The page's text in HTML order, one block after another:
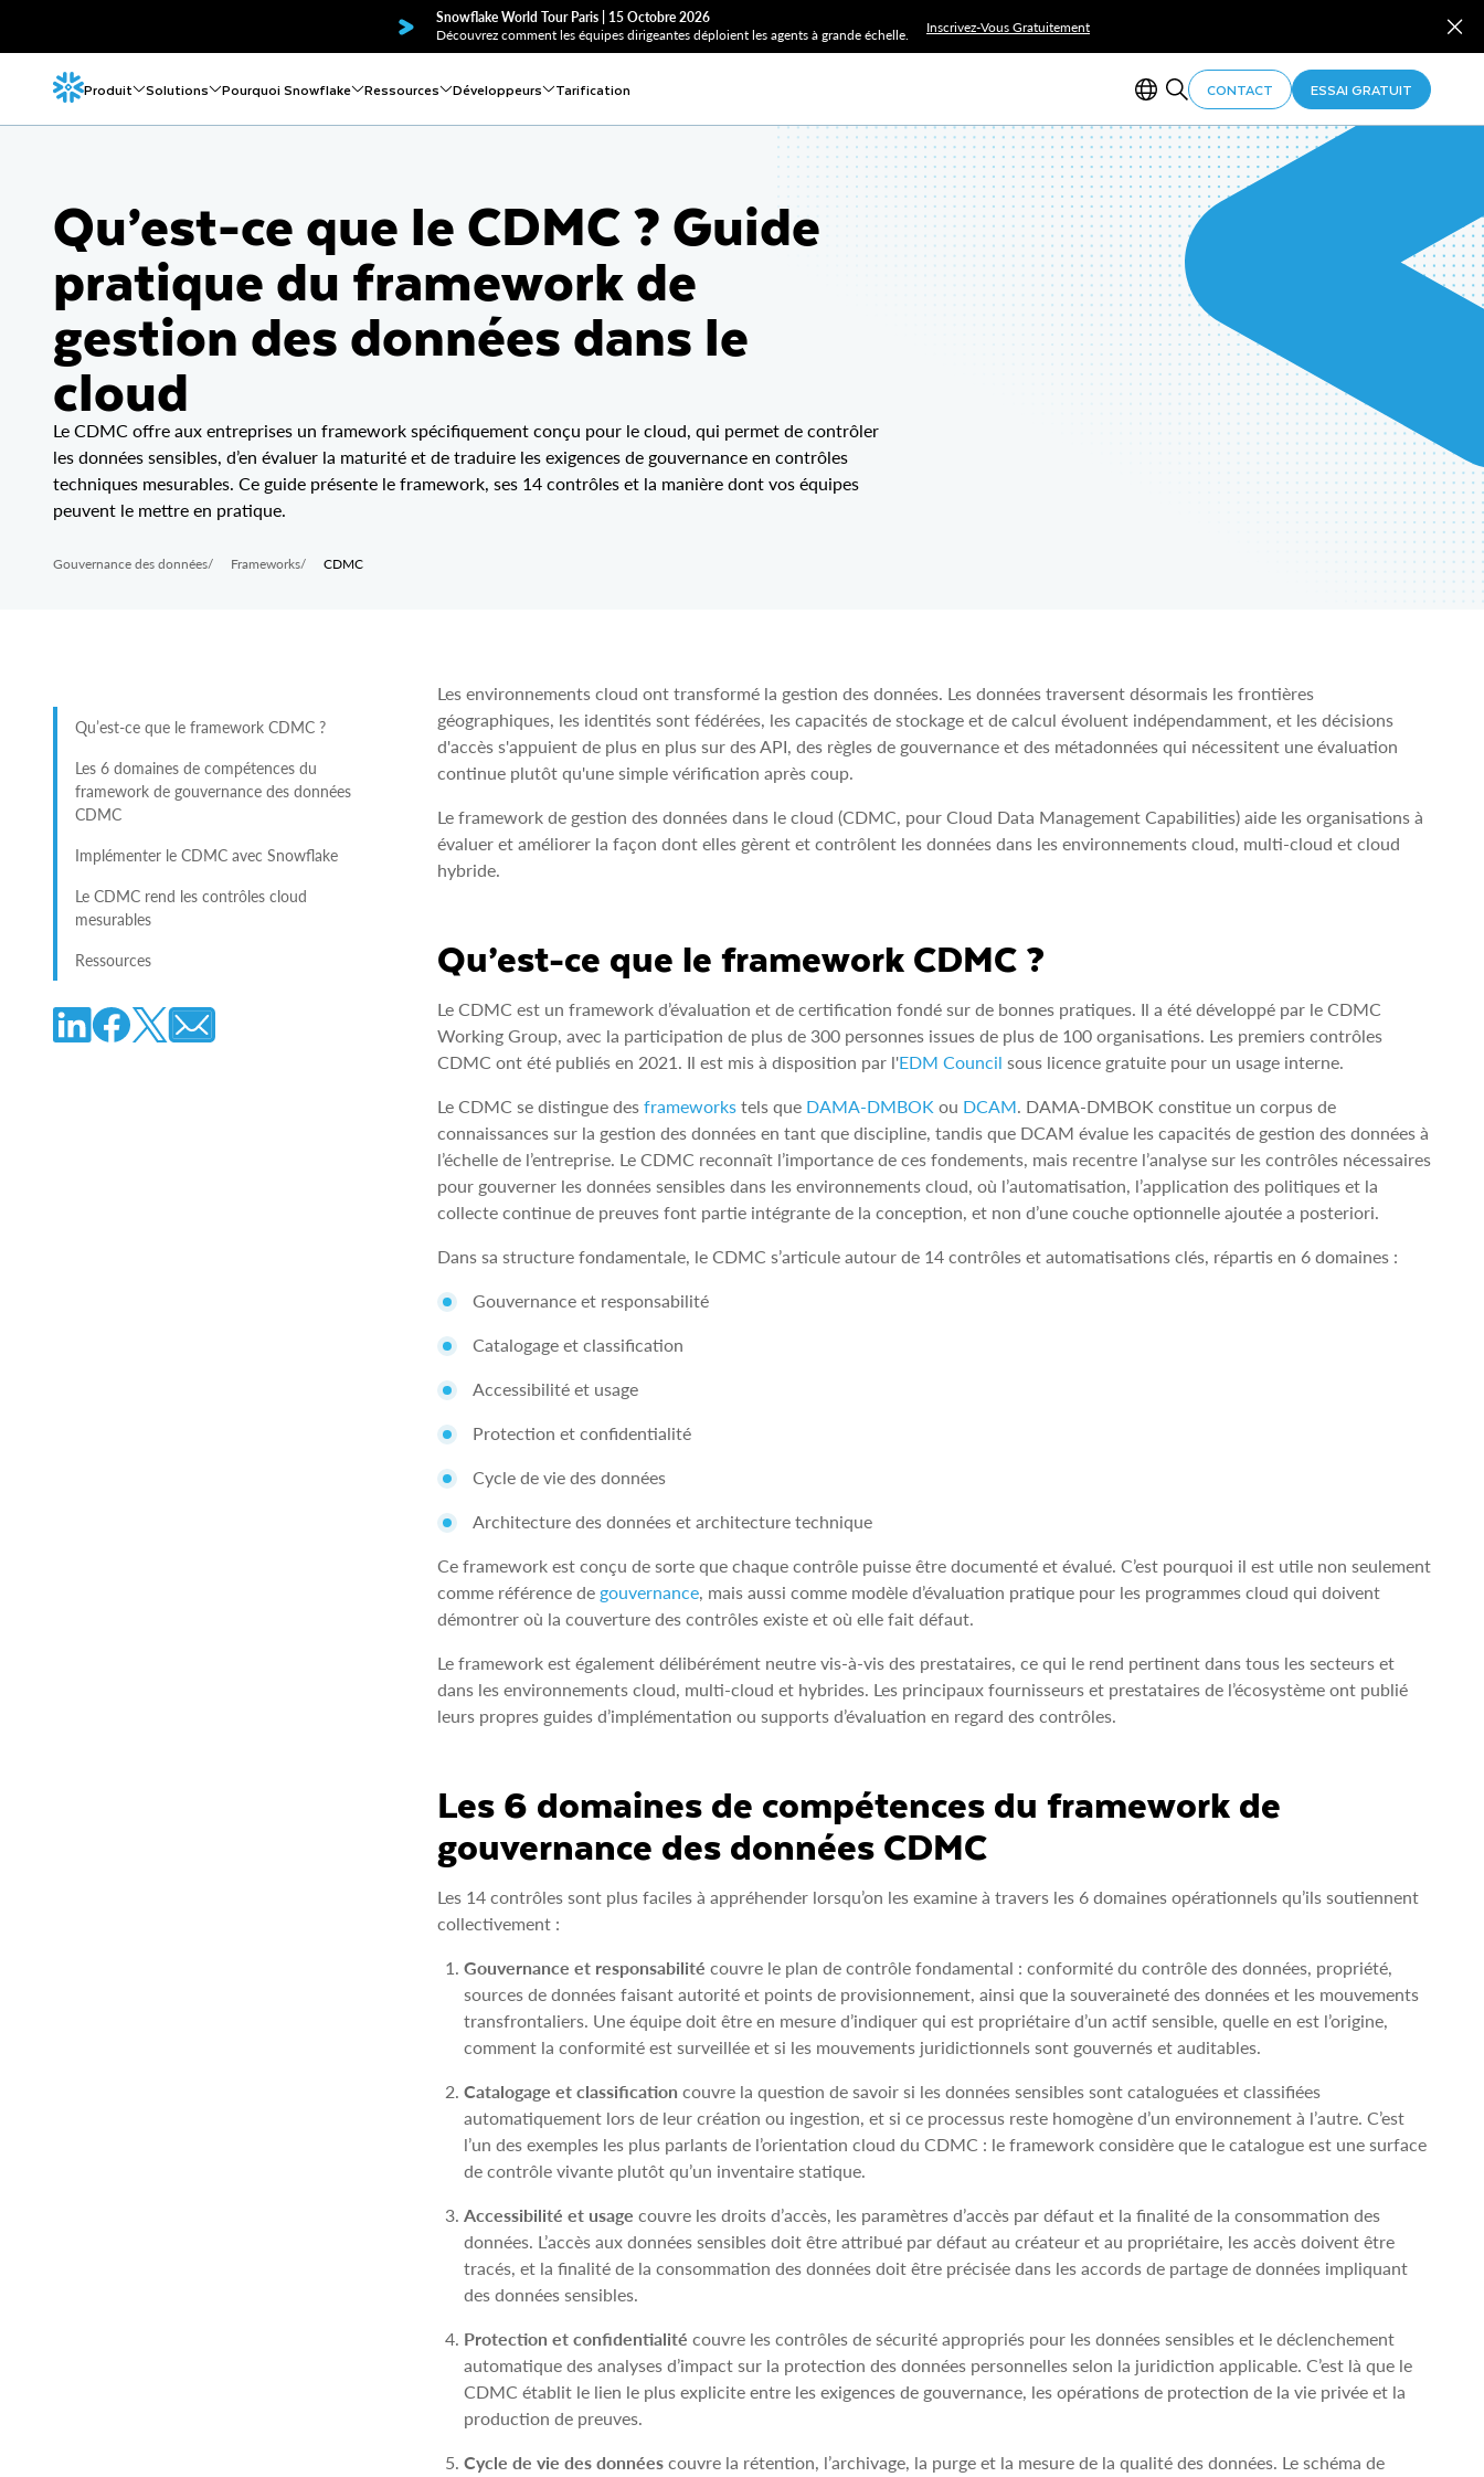
Snowflake World Tour Paris | 15 Octobre 2026
Découvrez comment les équipes dirigeantes déploient les agents à grande échelle.
Inscrivez-Vous Gratuitement
Produit Solutions Pourquoi Snowflake Ressources Développeurs Tarification CONTACT ESSAI GRATUIT
Qu’est-ce que le CDMC ? Guide
pratique du framework de
gestion des données dans le
cloud
Le CDMC offre aux entreprises un framework spécifiquement conçu pour le cloud, qui permet de contrôler
les données sensibles, d’en évaluer la maturité et de traduire les exigences de gouvernance en contrôles
techniques mesurables. Ce guide présente le framework, ses 14 contrôles et la manière dont vos équipes
peuvent le mettre en pratique.
Gouvernance des données/ Frameworks/ CDMC
Qu’est-ce que le framework CDMC ?
Les 6 domaines de compétences du
framework de gouvernance des données
CDMC
Implémenter le CDMC avec Snowflake
Le CDMC rend les contrôles cloud
mesurables
Ressources
Les environnements cloud ont transformé la gestion des données. Les données traversent désormais les frontières
géographiques, les identités sont fédérées, les capacités de stockage et de calcul évoluent indépendamment, et les décisions
d'accès s'appuient de plus en plus sur des API, des règles de gouvernance et des métadonnées qui nécessitent une évaluation
continue plutôt qu'une simple vérification après coup.
Le framework de gestion des données dans le cloud (CDMC, pour Cloud Data Management Capabilities) aide les organisations à
évaluer et améliorer la façon dont elles gèrent et contrôlent les données dans les environnements cloud, multi-cloud et cloud
hybride.
Qu’est-ce que le framework CDMC ?
Le CDMC est un framework d’évaluation et de certification fondé sur de bonnes pratiques. Il a été développé par le CDMC
Working Group, avec la participation de plus de 300 personnes issues de plus de 100 organisations. Les premiers contrôles
CDMC ont été publiés en 2021. Il est mis à disposition par l'EDM Council sous licence gratuite pour un usage interne.
Le CDMC se distingue des frameworks tels que DAMA-DMBOK ou DCAM. DAMA-DMBOK constitue un corpus de
connaissances sur la gestion des données en tant que discipline, tandis que DCAM évalue les capacités de gestion des données à
l’échelle de l’entreprise. Le CDMC reconnaît l’importance de ces fondements, mais recentre l’analyse sur les contrôles nécessaires
pour gouverner les données sensibles dans les environnements cloud, où l’automatisation, l’application des politiques et la
collecte continue de preuves font partie intégrante de la conception, et non d’une couche optionnelle ajoutée a posteriori.
Dans sa structure fondamentale, le CDMC s’articule autour de 14 contrôles et automatisations clés, répartis en 6 domaines :
Gouvernance et responsabilité
Catalogage et classification
Accessibilité et usage
Protection et confidentialité
Cycle de vie des données
Architecture des données et architecture technique
Ce framework est conçu de sorte que chaque contrôle puisse être documenté et évalué. C’est pourquoi il est utile non seulement
comme référence de gouvernance, mais aussi comme modèle d’évaluation pratique pour les programmes cloud qui doivent
démontrer où la couverture des contrôles existe et où elle fait défaut.
Le framework est également délibérément neutre vis-à-vis des prestataires, ce qui le rend pertinent dans tous les secteurs et
dans les environnements cloud, multi-cloud et hybrides. Les principaux fournisseurs et prestataires de l’écosystème ont publié
leurs propres guides d’implémentation ou supports d’évaluation en regard des contrôles.
Les 6 domaines de compétences du framework de
gouvernance des données CDMC
Les 14 contrôles sont plus faciles à appréhender lorsqu’on les examine à travers les 6 domaines opérationnels qu’ils soutiennent
collectivement :
Gouvernance et responsabilité couvre le plan de contrôle fondamental : conformité du contrôle des données, propriété,
sources de données faisant autorité et points de provisionnement, ainsi que la souveraineté des données et les mouvements
transfrontaliers. Une équipe doit être en mesure d’indiquer qui est propriétaire d’un actif sensible, quelle en est l’origine,
comment la conformité est surveillée et si les mouvements juridictionnels sont gouvernés et auditables.
Catalogage et classification couvre la question de savoir si les données sensibles sont cataloguées et classifiées
automatiquement lors de leur création ou ingestion, et si ce processus reste homogène d’un environnement à l’autre. C’est
l’un des exemples les plus parlants de l’orientation cloud du CDMC : le framework considère que le catalogue est une surface
de contrôle vivante plutôt qu’un inventaire statique.
Accessibilité et usage couvre les droits d’accès, les paramètres d’accès par défaut et la finalité de la consommation des
données. L’accès aux données sensibles doit être attribué par défaut au créateur et au propriétaire, les accès doivent être
tracés, et la finalité de la consommation des données doit être précisée dans les accords de partage de données impliquant
des données sensibles.
Protection et confidentialité couvre les contrôles de sécurité appropriés pour les données sensibles et le déclenchement
automatique des analyses d’impact sur la protection des données personnelles selon la juridiction applicable. C’est là que le
CDMC établit le lien le plus explicite entre les exigences de gouvernance, les opérations de protection de la vie privée et la
production de preuves.
Cycle de vie des données couvre la rétention, l’archivage, la purge et la mesure de la qualité des données. Le schéma de